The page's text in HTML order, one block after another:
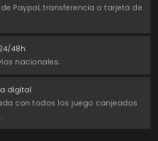
Paypal, transferencia o tarjeta de
48h
nacionales.
digital
con todos los juego canjeados